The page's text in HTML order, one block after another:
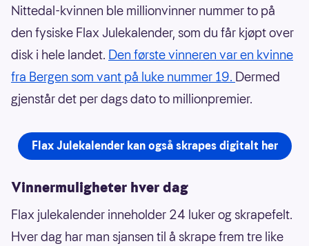
Nittedal-kvinnen ble millionvinner nummer to på
den fysiske Flax Julekalender, som du får kjøpt over
disk i hele landet. Den første vinneren var en kvinne
fra Bergen som vant på luke nummer 19. Dermed
gjenstår det per dags dato to millionpremier.
Flax Julekalender kan også skrapes digitalt her
Vinnermuligheter hver dag
Flax julekalender inneholder 24 luker og skrapefelt.
Hver dag har man sjansen til å skrape frem tre like